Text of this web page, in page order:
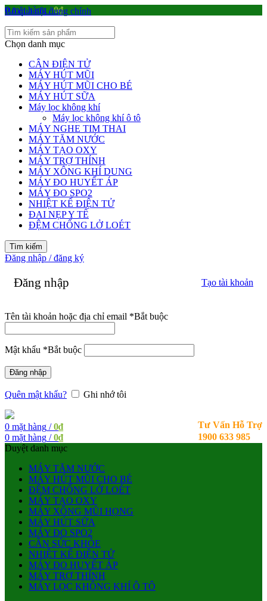
Bỏ qua nội dung chính
0mặt hàng / 0₫
Chọn danh mục
CÂN ĐIỆN TỬ
MÁY HÚT MŨI
MÁY HÚT MŨI CHO BÉ
MÁY HÚT SỮA
Máy lọc không khí
Máy lọc không khí ô tô
MÁY NGHE TIM THAI
MÁY TĂM NƯỚC
MÁY TẠO OXY
MÁY TRỢ THÍNH
MÁY XÔNG KHÍ DUNG
MÁY ĐO HUYẾT ÁP
MÁY ĐO SPO2
NHIỆT KẾ ĐIỆN TỬ
ĐAI NẸP Y TẾ
ĐỆM CHỐNG LỞ LOÉT
Tìm kiếm
Đăng nhập / đăng ký
Đăng nhập Tạo tài khoản
Tên tài khoản hoặc địa chỉ email *Bắt buộc
Mật khẩu *Bắt buộc
Đăng nhập
Quên mật khẩu? Ghi nhớ tôi
Tư Vấn Hỗ Trợ
1900 633 985
0 mặt hàng / 0₫
0 mặt hàng / 0₫
Duyệt danh mục
MÁY TĂM NƯỚC
MÁY HÚT MŨI CHO BÉ
ĐỆM CHỐNG LỞ LOÉT
MÁY TẠO OXY
MÁY XÔNG MŨI HỌNG
MÁY HÚT SỮA
MÁY ĐO SPO2
CÂN SỨC KHỎE
NHIỆT KẾ ĐIỆN TỬ
MÁY ĐO HUYẾT ÁP
MÁY TRỢ THÍNH
MÁY LỌC KHÔNG KHÍ Ô TÔ